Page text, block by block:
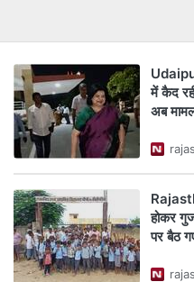
में कैद
अब
होकर
पर बैठ